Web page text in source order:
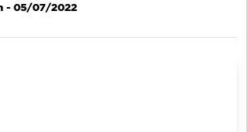
- 05/07/2022